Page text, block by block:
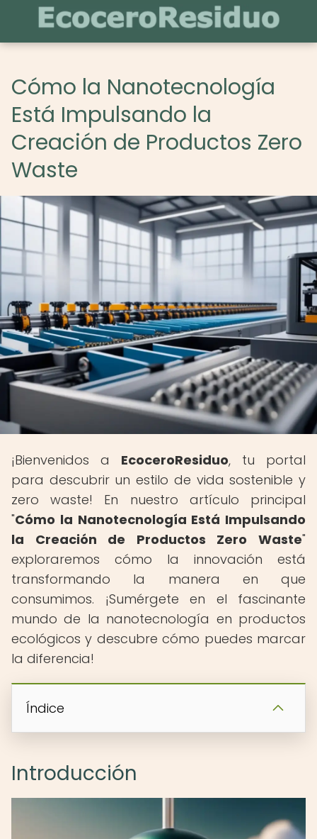
Cómo la Nanotecnología
Está Impulsando la
Creación de Productos Zero
Waste
¡Bienvenidos a EcoceroResiduo, tu portal
para descubrir un estilo de vida sostenible y
zero waste! En nuestro artículo principal
"Cómo la Nanotecnología Está Impulsando
la Creación de Productos Zero Waste"
exploraremos cómo la innovación está
transformando la manera en que
consumimos. ¡Sumérgete en el fascinante
mundo de la nanotecnología en productos
ecológicos y descubre cómo puedes marcar
la diferencia!
Índice
Introducción